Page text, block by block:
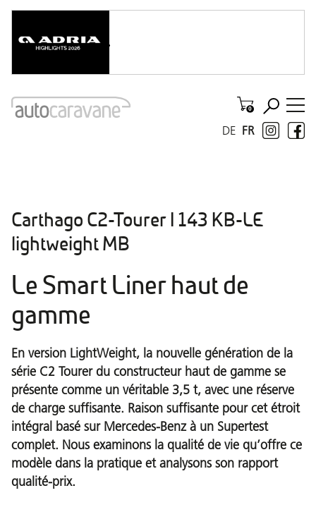
FR
DE
Carthago C2-Tourer I 143 KB-LE
lightweight MB
Le Smart Liner haut de
gamme
En version LightWeight, la nouvelle génération de la
série C2 Tourer du constructeur haut de gamme se
présente comme un véritable 3,5 t, avec une réserve
de charge suffisante. Raison suffisante pour cet étroit
intégral basé sur Mercedes-Benz à un Supertest
complet. Nous examinons la qualité de vie qu’offre ce
modèle dans la pratique et analysons son rapport
qualité-prix.